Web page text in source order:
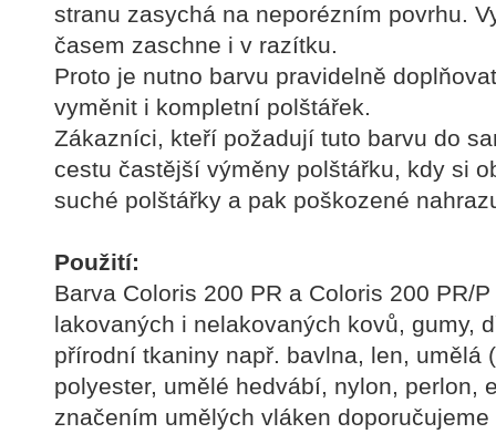
stranu zasychá na neporézním povrhu.
časem zaschne i v razítku.
Proto je nutno barvu pravidelně
vyměnit i kompletní polštářek.
Zákazníci, kteří požadují tuto barvu do
cestu častější výměny polštářku, kdy si
suché polštářky a pak poškozené
Použití:
Barva Coloris 200 PR a Coloris 200 PR/
lakovaných i nelakovaných kovů, gumy,
přírodní tkaniny např. bavlna, len, umělá
polyester, umělé hedvábí, nylon, perlon,
značením umělých vláken